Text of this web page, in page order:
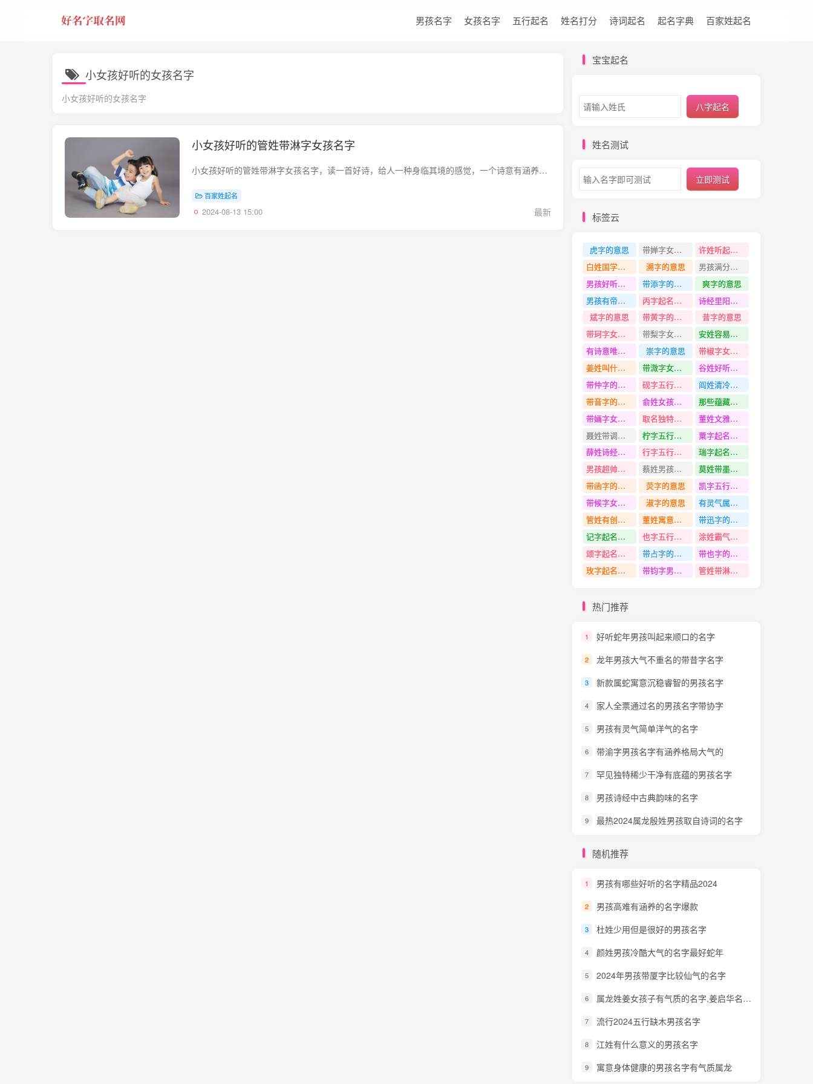
男孩名字 女孩名字 五行起名 姓名打分 诗词起名 起名字典 百家姓起名
小女孩好听的女孩名字
小女孩好听的女孩名字
小女孩好听的管姓带淋字女孩名字
小女孩好听的管姓带淋字女孩名字，读一首好诗，给人一种身临其境的感觉，一个诗意有涵养的男孩名字也能够把人带入到一种诗意唯美的意境当中。诗词是一门很神奇的文化，口口相传，根据好的诗词取...
百家姓起名
2024-08-13 15:00 最新
宝宝起名
八字起名
姓名测试
立即测试
标签云
虎字的意思 带婵字女孩名字
许姓听起来干净的名字
白姓国学经典中有寓意的名字
溯字的意思
男孩满分有含义的名字
男孩好听惊艳的名字
带添字的名字
爽字的意思
男孩有帝王气质又有诗意的名字
丙字起名寓意
诗经里阳刚大气的男孩名字
斌字的意思
带黄字的名字
昔字的意思
带珂字女孩名字
带梨字女孩名字
安姓容易记住的名字
有诗意唯美字的男孩名字
崇字的意思
带椒字女孩名字
姜姓叫什么好听有寓意的名字
带溦字女孩名字
谷姓好听又酷的名字
带仲字的名字
砚字五行是什么
阎姓清冷孤傲古风100分的名字
带音字的名字
俞姓女孩名字
那些蕴藏在宋词中文雅的男孩名字
带婳字女孩名字
取名独特一点的男孩名字
董姓文雅好听的名字
聂姓带调字名字
柠字五行是什么
粟字起名寓意
薛姓诗经中仙气的名字
行字五行是什么
瑞字起名寓意
男孩超帅好听的名字
蔡姓男孩名字
莫姓带墨字名字
带函字的名字
荧字的意思
凯字五行是什么
带候字女孩名字
淑字的意思
有灵气属兔 名简单有气质的女孩名字
管姓有创意冷门独特的名字
董姓寓意好特别的名字
带迅字的名字
记字起名寓意
也字五行是什么
涂姓霸气十足的名字
颂字起名寓意
带占字的名字
带也字的名字
玫字起名寓意
带钧字男孩名字 管姓带淋字名字
热门推荐
1 好听蛇年男孩叫起来顺口的名字
2 龙年男孩大气不重名的带昔字名字
3 新款属蛇寓意沉稳睿智的男孩名字
4 家人全票通过名的男孩名字带协字
5 男孩有灵气简单洋气的名字
6 带渝字男孩名字有涵养格局大气的
7 罕见独特稀少干净有底蕴的男孩名字
8 男孩诗经中古典韵味的名字
9 最热2024属龙殷姓男孩取自诗词的名字
随机推荐
1 男孩有哪些好听的名字精品2024
2 男孩高难有涵养的名字爆款
3 杜姓少用但是很好的男孩名字
4 颜姓男孩冷酷大气的名字最好蛇年
5 2024年男孩带厦字比较仙气的名字
6 属龙姓姜女孩子有气质的名字,姜启华名字测分
7 流行2024五行缺木男孩名字
8 江姓有什么意义的男孩名字
9 寓意身体健康的男孩名字有气质属龙